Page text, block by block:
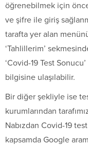
öğrenebilmek için
ve şifre ile giriş
tarafta yer alan
‘Tahlillerim’
‘Covid-19 Test
bilgisine ulaşılabilir.
Bir diğer şekliyle ise
kurumlarından
Nabızdan Covid-19
kapsamda Google